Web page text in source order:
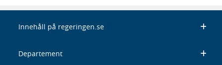
Innehåll på regeringen.se
Departement